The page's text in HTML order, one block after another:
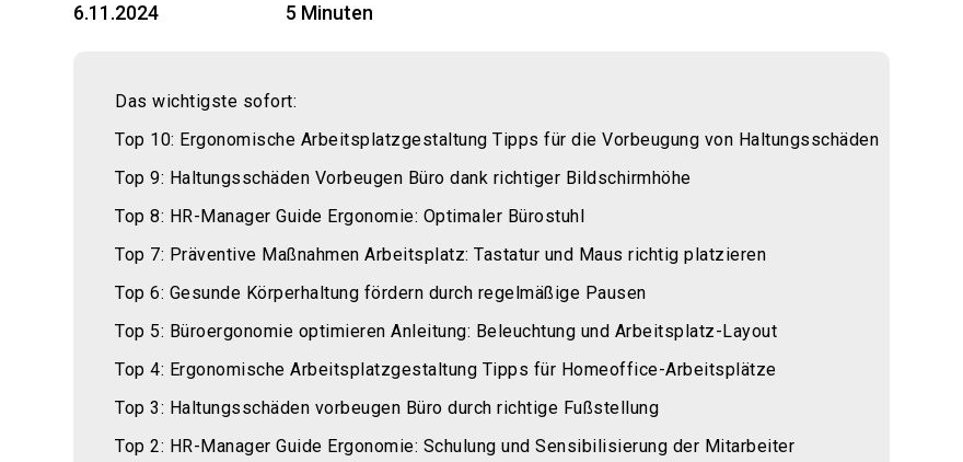
6.11.2024
5 Minuten
Das wichtigste sofort:
Top 10: Ergonomische Arbeitsplatzgestaltung Tipps für die Vorbeugung von Haltungsschäden
Top 9: Haltungsschäden Vorbeugen Büro dank richtiger Bildschirmhöhe
Top 8: HR-Manager Guide Ergonomie: Optimaler Bürostuhl
Top 7: Präventive Maßnahmen Arbeitsplatz: Tastatur und Maus richtig platzieren
Top 6: Gesunde Körperhaltung fördern durch regelmäßige Pausen
Top 5: Büroergonomie optimieren Anleitung: Beleuchtung und Arbeitsplatz-Layout
Top 4: Ergonomische Arbeitsplatzgestaltung Tipps für Homeoffice-Arbeitsplätze
Top 3: Haltungsschäden vorbeugen Büro durch richtige Fußstellung
Top 2: HR-Manager Guide Ergonomie: Schulung und Sensibilisierung der Mitarbeiter